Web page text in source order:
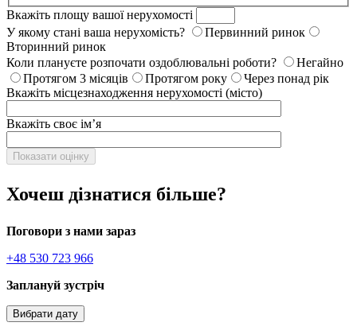
Вкажіть площу вашої нерухомості
У якому стані ваша нерухомість?
Первинний ринок
Вторинний ринок
Коли плануєте розпочати оздоблювальні роботи?
Негайно
Протягом 3 місяців
Протягом року
Через понад рік
Вкажіть місцезнаходження нерухомості (місто)
Вкажіть своє ім’я
Показати оцінку
Хочеш дізнатися більше?
Поговори з нами зараз
+48 530 723 966
Заплануй зустріч
Вибрати дату